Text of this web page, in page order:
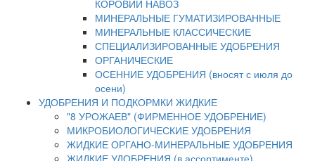
КОРОВИЙ НАВОЗ
МИНЕРАЛЬНЫЕ ГУМАТИЗИРОВАННЫЕ
МИНЕРАЛЬНЫЕ КЛАССИЧЕСКИЕ
СПЕЦИАЛИЗИРОВАННЫЕ УДОБРЕНИЯ
ОРГАНИЧЕСКИЕ
ОСЕННИЕ УДОБРЕНИЯ (вносят с июля до
осени)
УДОБРЕНИЯ И ПОДКОРМКИ ЖИДКИЕ
"8 УРОЖАЕВ" (ФИРМЕННОЕ УДОБРЕНИЕ)
МИКРОБИОЛОГИЧЕСКИЕ УДОБРЕНИЯ
ЖИДКИЕ ОРГАНО-МИНЕРАЛЬНЫЕ УДОБРЕНИЯ
ЖИДКИЕ УДОБРЕНИЯ (в ассортименте)